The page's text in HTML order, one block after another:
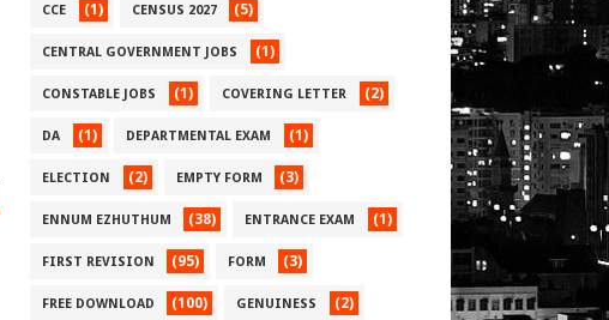
CCE (1) CENSUS 2027 (5)
CENTRAL GOVERNMENT JOBS (1)
CONSTABLE JOBS (1) COVERING LETTER (2)
DA (1) DEPARTMENTAL EXAM (1)
ELECTION (2) EMPTY FORM (3)
ENNUM EZHUTHUM (38) ENTRANCE EXAM (1)
FIRST REVISION (95) FORM (3)
FREE DOWNLOAD (100) GENUINESS (2)